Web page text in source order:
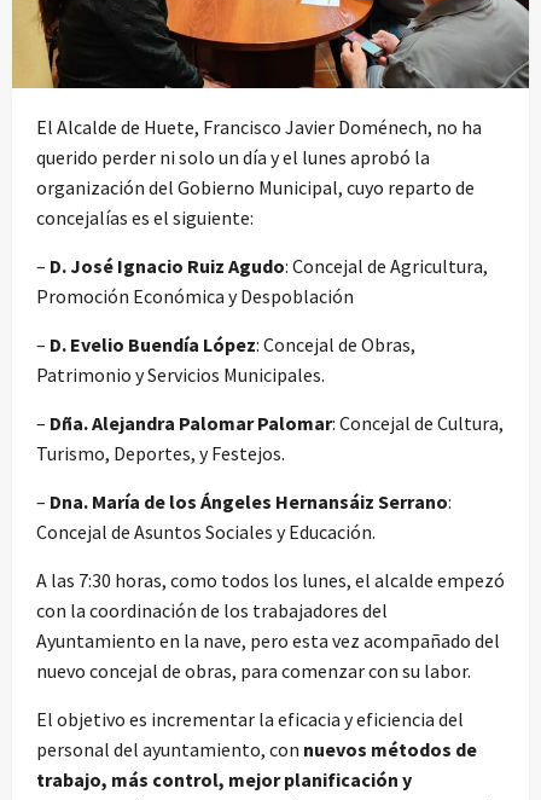
El Alcalde de Huete, Francisco Javier Doménech, no ha
querido perder ni solo un día y el lunes aprobó la
organización del Gobierno Municipal, cuyo reparto de
concejalías es el siguiente:
– D. José Ignacio Ruiz Agudo: Concejal de Agricultura,
Promoción Económica y Despoblación
– D. Evelio Buendía López: Concejal de Obras,
Patrimonio y Servicios Municipales.
– Dña. Alejandra Palomar Palomar: Concejal de Cultura,
Turismo, Deportes, y Festejos.
– Dna. María de los Ángeles Hernansáiz Serrano:
Concejal de Asuntos Sociales y Educación.
A las 7:30 horas, como todos los lunes, el alcalde empezó
con la coordinación de los trabajadores del
Ayuntamiento en la nave, pero esta vez acompañado del
nuevo concejal de obras, para comenzar con su labor.
El objetivo es incrementar la eficacia y eficiencia del
personal del ayuntamiento, con nuevos métodos de
trabajo, más control, mejor planificación y